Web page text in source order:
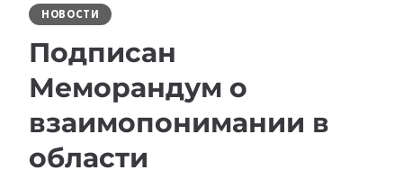
НОВОСТИ
Подписан
Меморандум о
взаимопонимании в
области